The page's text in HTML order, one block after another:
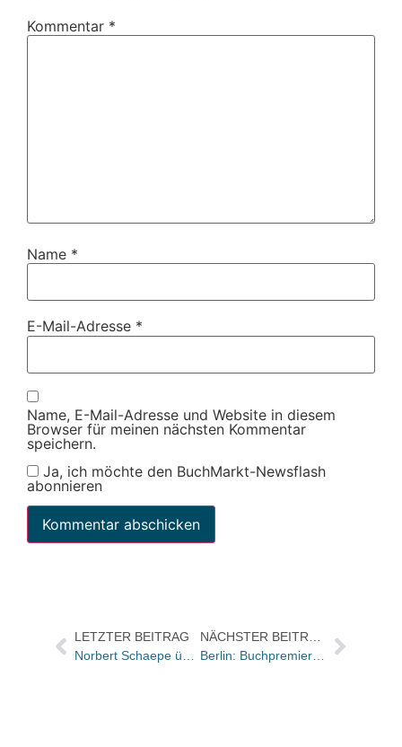
Kommentar *
Name *
E-Mail-Adresse *
Name, E-Mail-Adresse und Website in diesem
Browser für meinen nächsten Kommentar
speichern.
Ja, ich möchte den BuchMarkt-Newsflash
abonnieren
LETZTER BEITRAG
Norbert Schaepe über deutsche Erfahrungen für kleine Auslandsmärkte
NÄCHSTER BEITRAG
Berlin: Buchpremiere mit Gesine Schwan